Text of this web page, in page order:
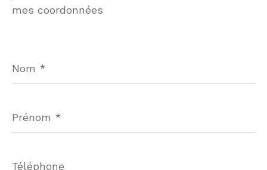
mes coordonnées
*
*
Surface
Surface
Pièces